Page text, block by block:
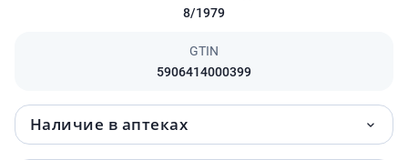
8/1979
GTIN
5906414000399
Наличие в аптеках